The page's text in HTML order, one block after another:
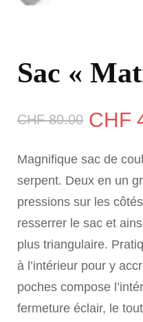
Sac «
CHF80.00 Le
prix
initial
était :
CHF
CHF
Magnifique sac de
serpent. Deux en un
pressions sur les
resserrer le sac et
plus triangulaire.
à l’intérieur pour y
poches compose
fermeture éclair, le